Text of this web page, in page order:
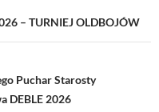
– TURNIEJ OLDBOJÓW
Puchar Starosty
DEBLE 2026